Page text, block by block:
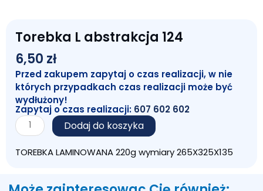
Torebka L abstrakcja 124
6,50 zł
Przed zakupem zapytaj o czas realizacji, w nie
których przypadkach czas realizacji może być
wydłużony!
Zapytaj o czas realizacji: 607 602 602
ilość
Torebka
Dodaj do koszyka
TOREBKA LAMINOWANA 220g wymiary 265X325X135